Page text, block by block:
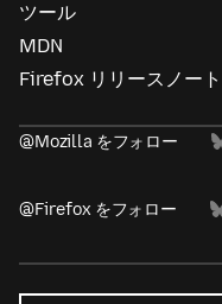
ツール
MDN
Firefox リリースノート
@Mozilla をフォロー
@Firefox をフォロー